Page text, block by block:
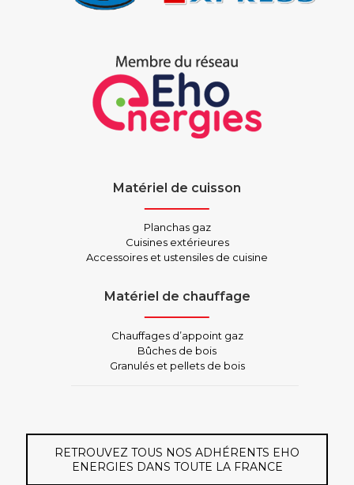
Matériel de cuisson
Planchas gaz
Cuisines extérieures
Accessoires et ustensiles de cuisine
Matériel de chauffage
Chauffages d’appoint gaz
Bûches de bois
Granulés et pellets de bois
RETROUVEZ TOUS NOS ADHÉRENTS EHO
ENERGIES DANS TOUTE LA FRANCE